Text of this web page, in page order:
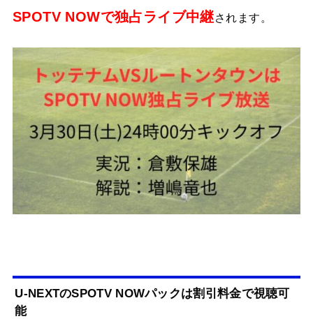
SPOTV NOWで独占ライブ中継されます。
U-NEXTのSPOTV NOWパックは割引料金で視聴可
能